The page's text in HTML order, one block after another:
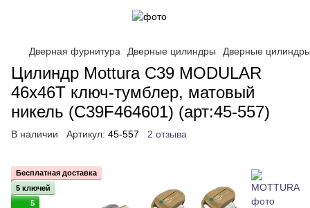
Дверная фурнитура Дверные цилиндры Дверные
Цилиндр Mottura C39 MODULAR
46x46T ключ-тумблер, матовый
никель (C39F464601) (арт:45-557)
В наличии Артикул: 45-557 2 отзыва
Бесплатная доставка
5 ключей
5